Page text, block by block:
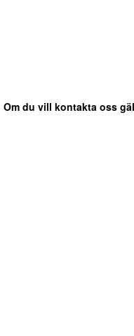
Om du vill kontakta oss